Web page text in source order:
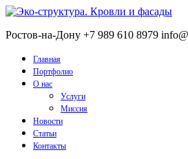
Ростов-на-Дону +7 989 610 8979
Главная
Портфолио
О нас
Услуги
Миссия
Новости
Статьи
Контакты